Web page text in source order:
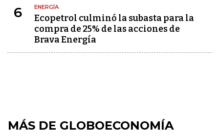
6 ENERGÍA
Ecopetrol culminó la subasta para la
compra de 25% de las acciones de
Brava Energía
MÁS DE GLOBOECONOMÍA